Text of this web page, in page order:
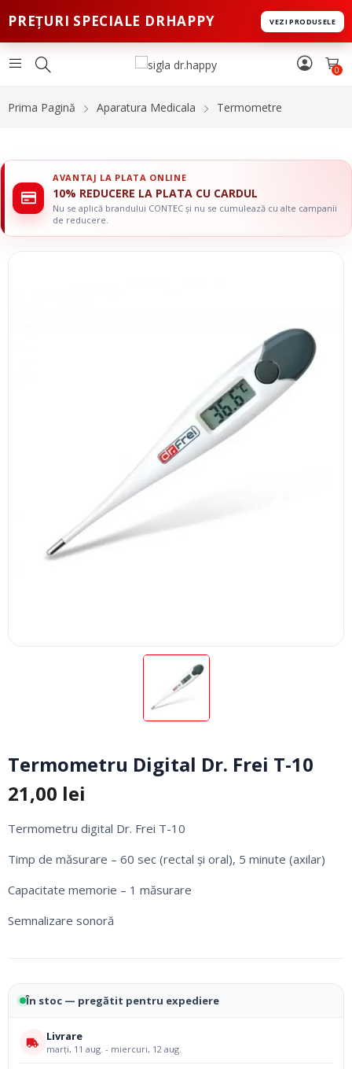
PREȚURI SPECIALE DRHAPPY VEZI PRODUSELE
0
Prima Pagină Aparatura Medicala Termometre
AVANTAJ LA PLATA ONLINE
10% REDUCERE LA PLATA CU CARDUL
Nu se aplică brandului CONTEC și nu se cumulează cu alte campanii
de reducere.
Termometru Digital Dr. Frei T-10
21,00 lei
Termometru digital Dr. Frei T-10
Timp de măsurare – 60 sec (rectal şi oral), 5 minute (axilar)
Capacitate memorie – 1 măsurare
Semnalizare sonoră
În stoc — pregătit pentru expediere
Livrare
marți, 11 aug. - miercuri, 12 aug.